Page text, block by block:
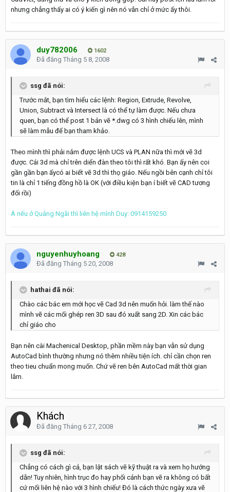
nhưng chẳng thấy ai có ý kiến gì nên nó vẫn chỉ ở mức ấy thôi.
duy782006 1602
Đã đăng Tháng 5 8, 2008
ssg đã nói:
Trước mắt, bạn tìm hiểu các lệnh: Region, Extrude, Revolve,
Union, Subtract và Intersect là có thể tự làm được. Nếu chưa
quen, bạn có thể post 1 bản vẽ *.dwg có 3 hình chiếu lên, mình
sẽ làm mẫu để bạn tham khảo.
Theo mình thì phải nắm được lệnh UCS và PLAN nữa thì mới vẽ 3d
được. Cái 3d mà chỉ trên diển đàn theo tôi thì rất khó. Bạn ấy nên coi
gần gần bạn ấycó ai biết vẽ 3d thì thọ giáo. Nếu ngồi bên cạnh chỉ tôi
tin là chỉ 1 tiếng đồng hồ là OK (với điều kiện bạn í biết vẽ CAD tương
đối rồi)
À nếu ở Quảng Ngãi thì liên hệ mình Duy: 0914159250
nguyenhuyhoang 428
Đã đăng Tháng 5 20, 2008
hathai đã nói:
Chào các bác em mới học vẽ Cad 3d nên muốn hỏi. làm thế nào
mình vẽ các mối ghép ren 3D sau đó xuất sang 2D. Xin các bác
chỉ giáo cho
Bạn nên cài Machenical Desktop, phần mềm này bạn vẫn sử dụng
AutoCad bình thường nhưng nó thêm nhiều tiện ích. chỉ cần chọn ren
theo tieu chuẩn mong muốn. Chứ vẽ ren bên AutoCad mất thời gian
lắm.
Khách
Đã đăng Tháng 6 27, 2008
ssg đã nói:
Chẳng có cách gì cả, bạn lật sách vẽ kỹ thuật ra và xem họ hướng
dẫn! Tuy nhiên, hình trục đo hay phối cảnh bạn vẽ ra không có bất
cứ mối liên hệ nào với 3 hình chiếu! Đó là cách thức ngày xưa vẽ